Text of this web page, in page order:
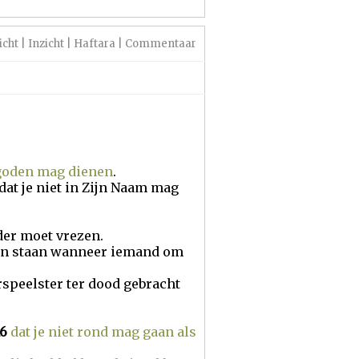
Inzicht Haftara Commentaar
mag dienen.
je niet in Zijn Naam mag
moet vrezen.
staan wanneer iemand om
ter dood gebracht
dat je niet rond mag gaan als